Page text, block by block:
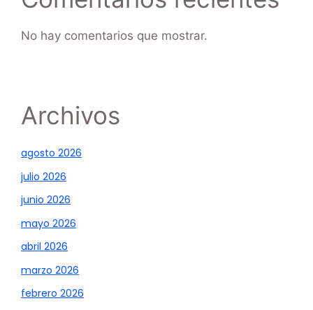
No hay comentarios que mostrar.
Archivos
agosto 2026
julio 2026
junio 2026
mayo 2026
abril 2026
marzo 2026
febrero 2026